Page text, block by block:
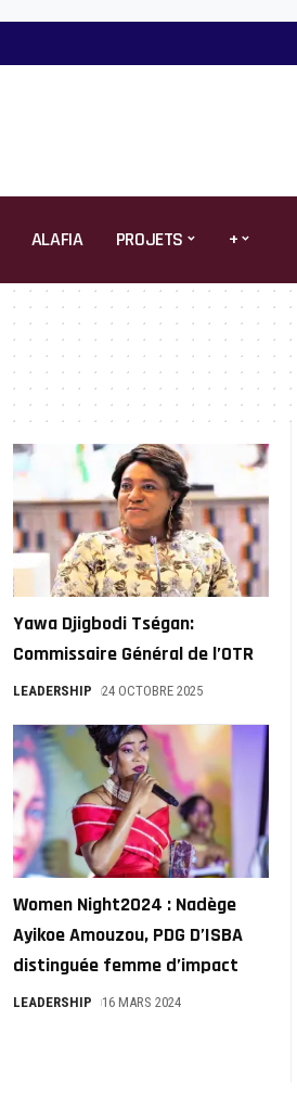
ALAFIA PROJETS +
Yawa Djigbodi Tségan:
Commissaire Général de l’OTR
LEADERSHIP 24 OCTOBRE 2025
Women Night2024 : Nadège
Ayikoe Amouzou, PDG D’ISBA
distinguée femme d’impact
LEADERSHIP 16 MARS 2024